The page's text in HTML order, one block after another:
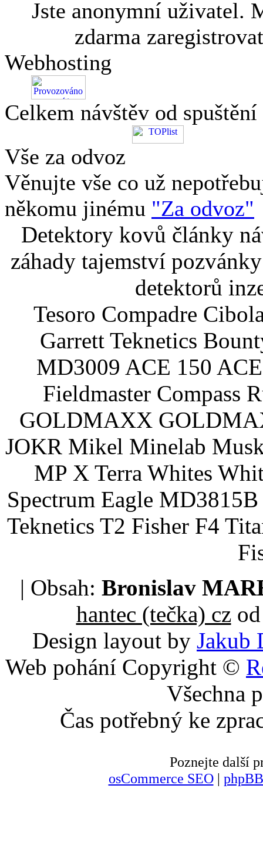
Jste anonymní uživatel.
zdarma
Webhosting
Celkem návštěv od
Vše za odvoz
Věnujte vše co už
někomu jinému "Za odvoz"
Detektory kovů články
záhady tajemství
detektorů
Tesoro Compadre
Garrett Teknetics
MD3009 ACE 150
Fieldmaster Compass
GOLDMAXX
JOKR Mikel Minelab
MP X Terra Whites
Spectrum Eagle
Teknetics T2 Fisher F4
| Obsah: Bronislav
hantec (tečka) czod
Design layout by Jakub
Web pohání Copyright ©
Všechna
Čas potřebný ke
Poznejte další
osCommerce SEO|